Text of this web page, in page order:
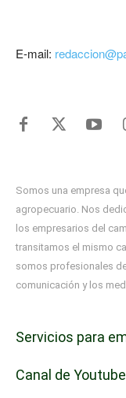
E-mail:
Somos una empresa
agropecuario. Nos
los empresarios del
transitamos el mismo
somos profesionales
comunicación y los
Servicios para
Canal de Youtube